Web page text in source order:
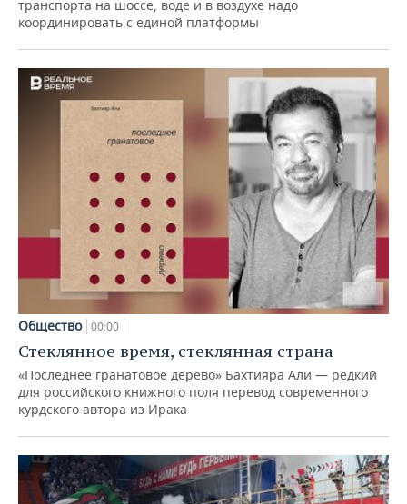
транспорта на шоссе, воде и в воздухе надо
координировать с единой платформы
Общество 00:00
Стеклянное время, стеклянная страна
«Последнее гранатовое дерево» Бахтияра Али — редкий
для российского книжного поля перевод современного
курдского автора из Ирака